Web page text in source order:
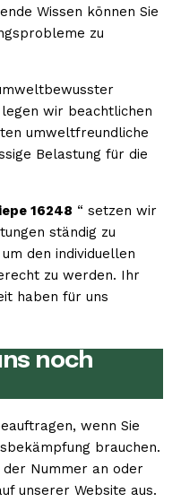
Wissen können Sie
zu
wir beachtlichen
umweltfreundliche
Belastung für die
16248 “ setzen wir
ständig zu
den individuellen
zu werden. Ihr
haben für uns
noch
wenn Sie
brauchen.
der Nummer an oder
unserer Website aus.